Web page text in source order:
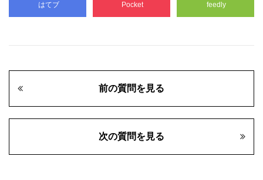
はてブ Pocket feedly
前の質問を見る
次の質問を見る